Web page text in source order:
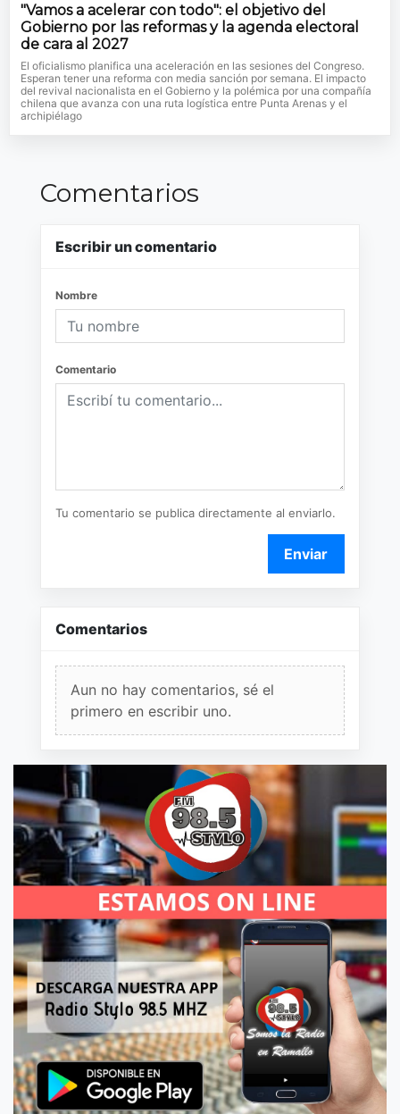
"Vamos a acelerar con todo": el objetivo del
Gobierno por las reformas y la agenda electoral
de cara al 2027
El oficialismo planifica una aceleración en las sesiones del Congreso.
Esperan tener una reforma con media sanción por semana. El impacto
del revival nacionalista en el Gobierno y la polémica por una compañía
chilena que avanza con una ruta logística entre Punta Arenas y el
archipiélago
Comentarios
Escribir un comentario
Nombre
Comentario
Tu comentario se publica directamente al enviarlo.
Enviar
Comentarios
Aun no hay comentarios, sé el
primero en escribir uno.